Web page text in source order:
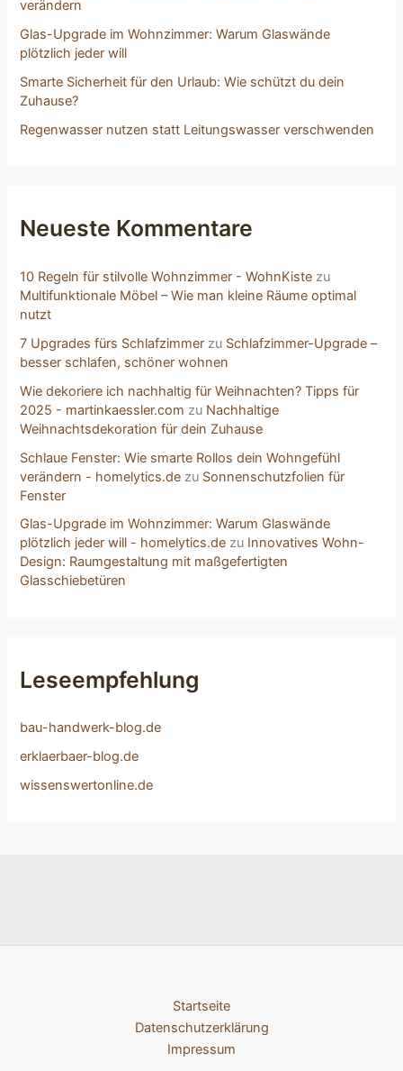
verändern
Glas-Upgrade im Wohnzimmer: Warum Glaswände
plötzlich jeder will
Smarte Sicherheit für den Urlaub: Wie schützt du dein
Zuhause?
Regenwasser nutzen statt Leitungswasser verschwenden
Neueste Kommentare
10 Regeln für stilvolle Wohnzimmer - WohnKiste zu
Multifunktionale Möbel – Wie man kleine Räume optimal
nutzt
7 Upgrades fürs Schlafzimmer zu Schlafzimmer-Upgrade –
besser schlafen, schöner wohnen
Wie dekoriere ich nachhaltig für Weihnachten? Tipps für
2025 - martinkaessler.com zu Nachhaltige
Weihnachtsdekoration für dein Zuhause
Schlaue Fenster: Wie smarte Rollos dein Wohngefühl
verändern - homelytics.de zu Sonnenschutzfolien für
Fenster
Glas-Upgrade im Wohnzimmer: Warum Glaswände
plötzlich jeder will - homelytics.de zu Innovatives Wohn-
Design: Raumgestaltung mit maßgefertigten
Glasschiebetüren
Leseempfehlung
bau-handwerk-blog.de
erklaerbaer-blog.de
wissenswertonline.de
Startseite
Datenschutzerklärung
Impressum